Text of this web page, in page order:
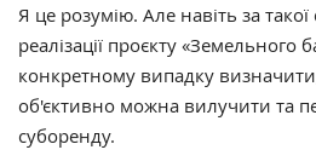
Я це розумію. Але навіть за
реалізації проєкту «Земельного
конкретному випадку
об'єктивно можна вилучити та
суборенду.